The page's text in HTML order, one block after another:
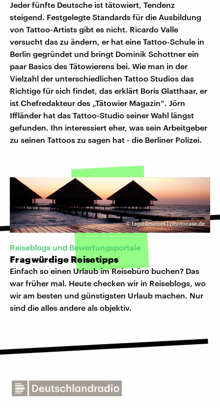
Jeder fünfte Deutsche ist tätowiert, Tendenz
steigend. Festgelegte Standards für die Ausbildung
von Tattoo-Artists gibt es nicht. Ricardo Valle
versucht das zu ändern, er hat eine Tattoo-Schule in
Berlin gegründet und bringt Dominik Schottner ein
paar Basics des Tätowierens bei. Wie man in der
Vielzahl der unterschiedlichen Tattoo Studios das
Richtige für sich findet, das erklärt Boris Glatthaar, er
ist Chefredakteur des „Tätowier Magazin“. Jörn
Iffländer hat das Tattoo-Studio seiner Wahl längst
gefunden. Ihn interessiert eher, was sein Arbeitgeber
zu seinen Tattoos zu sagen hat - die Berliner Polizei.
©tagstiles.com | photocase.de
Reiseblogs und Bewertungsportale
Fragwürdige Reisetipps
Einfach so einen Urlaub im Reisebüro buchen? Das
war früher mal. Heute checken wir in Reiseblogs, wo
wir am besten und günstigsten Urlaub machen. Nur
sind die alles andere als objektiv.